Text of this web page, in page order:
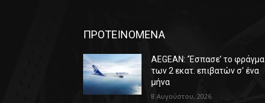
ΠΡΟΤΕΙΝΟΜΕΝΑ
AEGEAN: ‘Έσπασε’ το φράγμα
των 2 εκατ. επιβατών σ’ ένα
μήνα
8 Αυγούστου, 2026